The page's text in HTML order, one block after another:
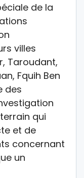
de la
villes
Taroudant,
Fquih Ben
des
qui
et de
concernant
un